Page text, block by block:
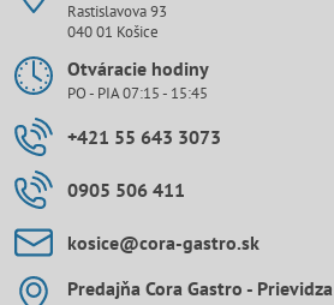
Rastislavova 93
040 01 Košice
Otváracie hodiny
PO - PIA 07:15 - 15:45
+421 55 643 3073
0905 506 411
kosice​@cora-gastro​.sk
Predajňa Cora Gastro - Prievidza